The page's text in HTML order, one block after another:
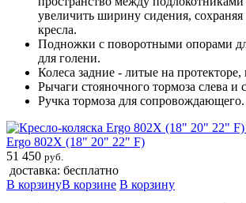
увеличить ширину сидения,
кресла.
Подножки с поворотными опорами
для голени.
Колеса задние - литые на
Рычаги стояночного тормоза слева и
Ручка тормоза для сопровождающего.
Ergo 802X (18" 20" 22" F)
51 450 руб.
доставка: бесплатно
В корзинуВ корзине В корзину